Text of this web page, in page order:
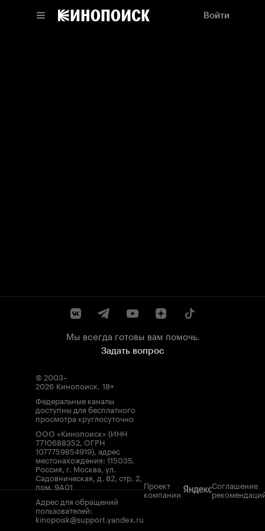
Войти
Мы всегда готовы вам помочь.
Задать вопрос
© 2003–
2026 Кинопоиск. 18+
Федеральные каналы
доступны для бесплатного
просмотра круглосуточно
ООО «Кинопоиск» (ИНН
7710688352, ОГРН
1077759854919), адрес
местонахождения: 115035,
Россия, г. Москва, ул.
Садовническая, д. 82, стр. 2,
пом. 9А01
Адрес для обращений
пользователей:
kinopoisk@support.yandex.ru
Проект
компании
Соглашение